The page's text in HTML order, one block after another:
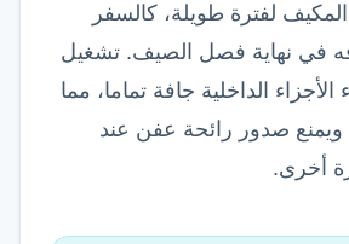
لفترة طويلة، كالسفر
في نهاية فصل الصيف. تشغيل
الأجزاء الداخلية جافة تماما، مما
ويمنع صدور رائحة عفن عند
أخرى.